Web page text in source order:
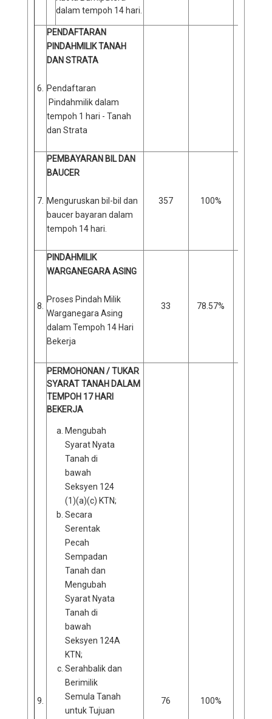
dalam tempoh 14 hari.
6.
PENDAFTARAN
PINDAHMILIK TANAH
DAN STRATA
Pendaftaran
Pindahmilik dalam
tempoh 1 hari - Tanah
dan Strata
7.
PEMBAYARAN BIL DAN
BAUCER
Menguruskan bil-bil dan
baucer bayaran dalam
tempoh 14 hari.
357 100%
8.
PINDAHMILIK
WARGANEGARA ASING
Proses Pindah Milik
Warganegara Asing
dalam Tempoh 14 Hari
Bekerja
33 78.57%
9.
PERMOHONAN / TUKAR
SYARAT TANAH DALAM
TEMPOH 17 HARI
BEKERJA
Mengubah
Syarat Nyata
Tanah di
bawah
Seksyen 124
(1)(a)(c) KTN;
Secara
Serentak
Pecah
Sempadan
Tanah dan
Mengubah
Syarat Nyata
Tanah di
bawah
Seksyen 124A
KTN;
Serahbalik dan
Berimilik
Semula Tanah
untuk Tujuan
76 100%